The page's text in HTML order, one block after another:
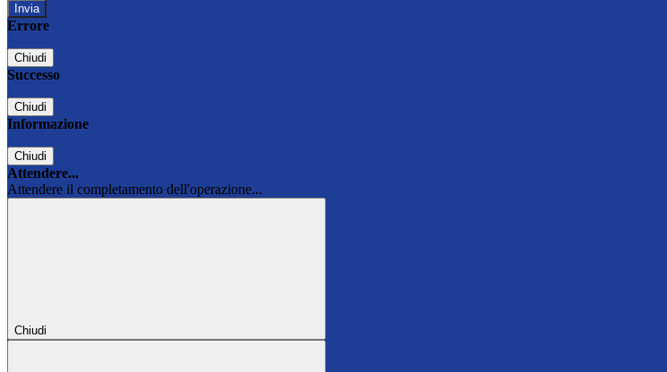
Errore
Chiudi
Successo
Chiudi
Informazione
Chiudi
Attendere...
Attendere il completamento dell'operazione...
Chiudi